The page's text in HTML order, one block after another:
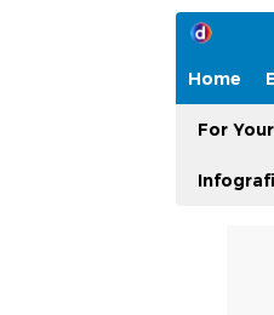
Home
For